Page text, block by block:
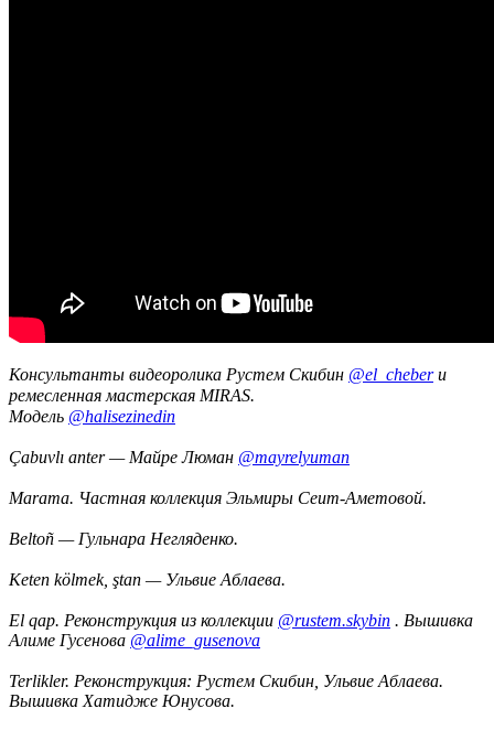
Консультанты видеоролика Рустем Скибин @el_cheberи
ремесленная мастерская MIRAS. ⠀
Модель @halisezinedin
Çabuvlı anter — Майре Люман @mayrelyuman
Marama. Частная коллекция Эльмиры Сеит-Аметовой.
Beltoñ — Гульнара Негляденко.
Keten kölmek, ştan — Ульвие Аблаева.
El qap. Реконструкция из коллекции @rustem.skybin . Вышивка
Алиме Гусенова @alime_gusenova
Terlikler. Реконструкция: Рустем Скибин, Ульвие Аблаева.
Вышивка Хатидже Юнусова.